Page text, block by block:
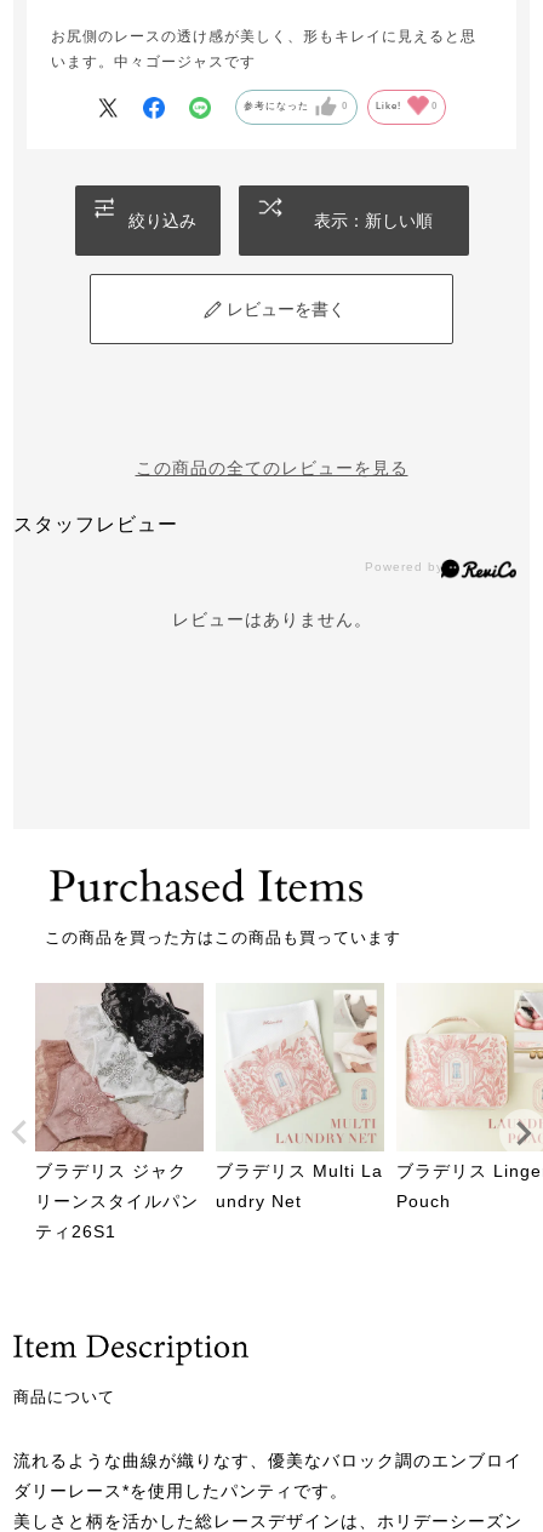
お尻側のレースの透け感が美しく、形もキレイに見えると思
います。中々ゴージャスです
参考になった 0 Like! 0
絞り込み 表示：新しい順
レビューを書く
この商品の全てのレビューを見る
スタッフレビュー
レビューはありません。
この商品を買った方はこの商品も買っています
ブラデリス ジャク
リーンスタイルパン
ティ26S1
ブラデリス Multi La
undry Net
ブラデリス
Pouch
商品について
流れるような曲線が織りなす、優美なバロック調のエンブロイ
ダリーレース*を使用したパンティです。
美しさと柄を活かした総レースデザインは、ホリデーシーズン